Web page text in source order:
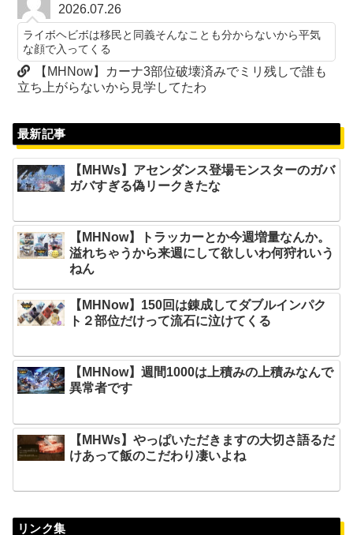
2026.07.26
ライボヘビボは移民と同義そんなことも分からないから平気
な顔で入ってくる
【MHNow】カーナ3部位破壊済みでミリ残しで誰も
立ち上がらないから見学してたわ
最新記事
【MHWs】アセンダンス登場モンスターのガバ
ガバすぎる偽リークきたな
【MHNow】トラッカーとか今週増量なんか。
溢れちゃうから来週にして欲しいわ何狩れいう
ねん
【MHNow】150回は錬成してダブルインパク
ト２部位だけって流石に泣けてくる
【MHNow】週間1000は上積みの上積みなんで
異常者です
【MHWs】やっぱいただきますの大切さ語るだ
けあって飯のこだわり凄いよね
リンク集